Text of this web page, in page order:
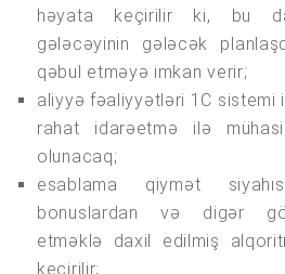
həyata keçirilir ki, bu
gələcəyinin gələcək
qəbul etməyə imkan verir;
aliyyə fəaliyyətləri 1C sistemi
rahat idarəetmə ilə
olunacaq;
esablama qiymət
bonuslardan və digər
etməklə daxil edilmiş
keçirilir;